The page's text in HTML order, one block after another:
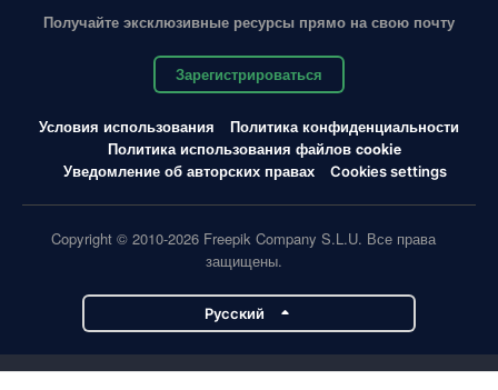
Получайте эксклюзивные ресурсы прямо на свою почту
Зарегистрироваться
Условия использования
Политика конфиденциальности
Политика использования файлов cookie
Уведомление об авторских правах
Cookies settings
Copyright © 2010-2026 Freepik Company S.L.U. Все права
защищены.
Pусский